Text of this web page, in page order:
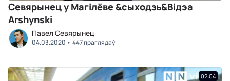
Севярынец у Магілёве &сыходзь&Відэа
Arshynski
Павел Севярынец
04.03.2020 447 праглядаў
02:04